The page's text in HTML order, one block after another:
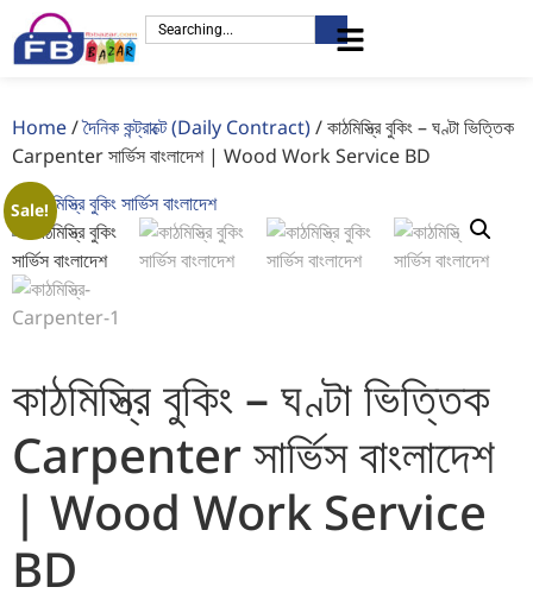
Home/দৈনিক কন্ট্রাক্টে (Daily Contract)/ কাঠমিস্ত্রি বুকিং – ঘণ্টা ভিত্তিক
Carpenter সার্ভিস বাংলাদেশ | Wood Work Service BD
Sale!
কাঠমিস্ত্রি বুকিং – ঘণ্টা ভিত্তিক
Carpenter সার্ভিস বাংলাদেশ
| Wood Work Service
BD